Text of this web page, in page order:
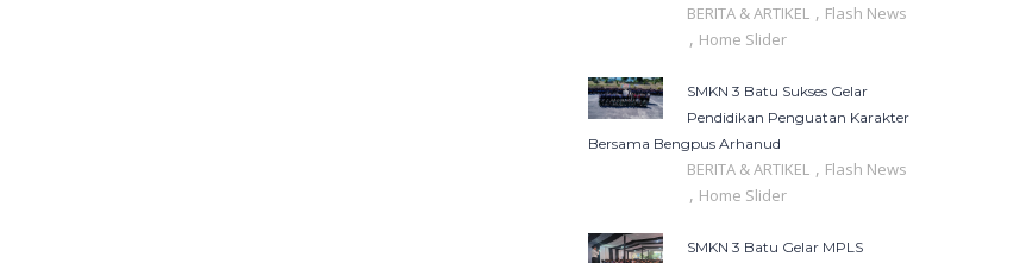
BERITA & ARTIKEL , Flash News
, Home Slider
SMKN 3 Batu Sukses Gelar
Pendidikan Penguatan Karakter
Bersama Bengpus Arhanud
BERITA & ARTIKEL , Flash News
, Home Slider
SMKN 3 Batu Gelar MPLS